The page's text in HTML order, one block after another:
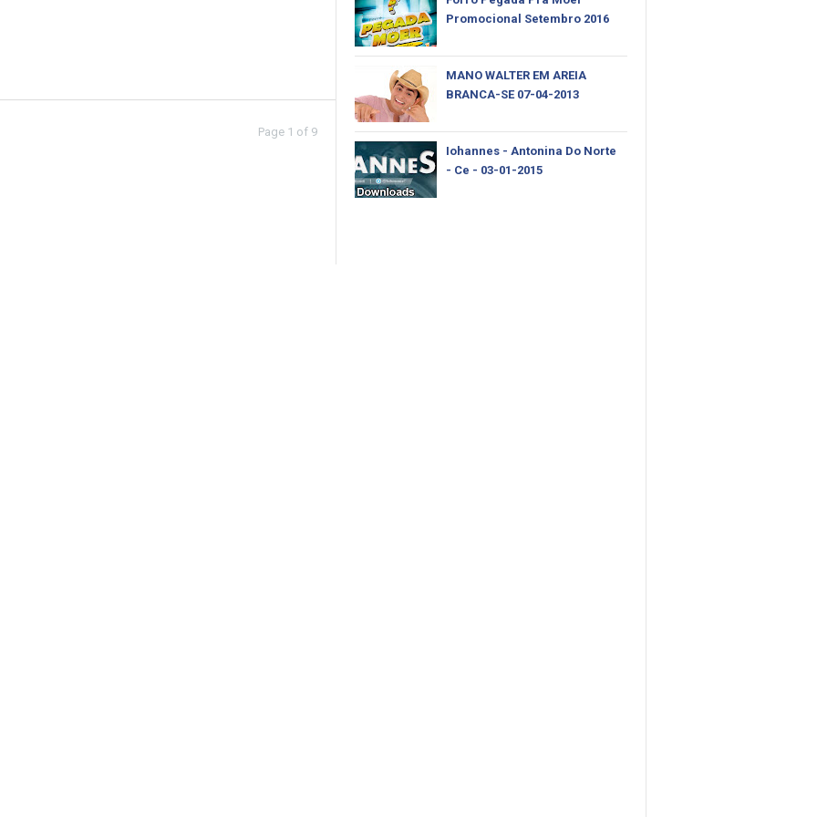
Page 1 of 9
Promocional Setembro 2016
MANO WALTER EM AREIA
BRANCA-SE 07-04-2013
Iohannes - Antonina Do Norte
- Ce - 03-01-2015